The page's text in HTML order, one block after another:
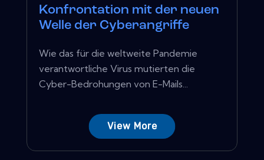
Konfrontation mit der neuen
Welle der Cyberangriffe
Wie das für die weltweite Pandemie
verantwortliche Virus mutierten die
Cyber-Bedrohungen von E-Mails...
View More